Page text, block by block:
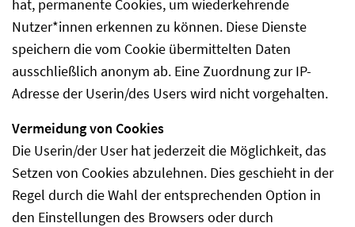
hat, permanente Cookies, um wiederkehrende
Nutzer*innen erkennen zu können. Diese Dienste
speichern die vom Cookie übermittelten Daten
ausschließlich anonym ab. Eine Zuordnung zur IP-
Adresse der Userin/des Users wird nicht vorgehalten.
Vermeidung von Cookies
Die Userin/der User hat jederzeit die Möglichkeit, das
Setzen von Cookies abzulehnen. Dies geschieht in der
Regel durch die Wahl der entsprechenden Option in
den Einstellungen des Browsers oder durch